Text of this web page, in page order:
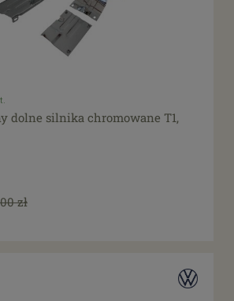
dolne silnika chromowane T1,
zł